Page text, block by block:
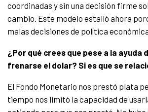
coordinadas y sin una decisión firme
cambio. Este modelo estalló ahora
malas decisiones de política
¿Por qué crees que pese a la ayuda
frenarse el dolar? Si es que se
El Fondo Monetario nos prestó plata
tiempo nos limitó la capacidad de